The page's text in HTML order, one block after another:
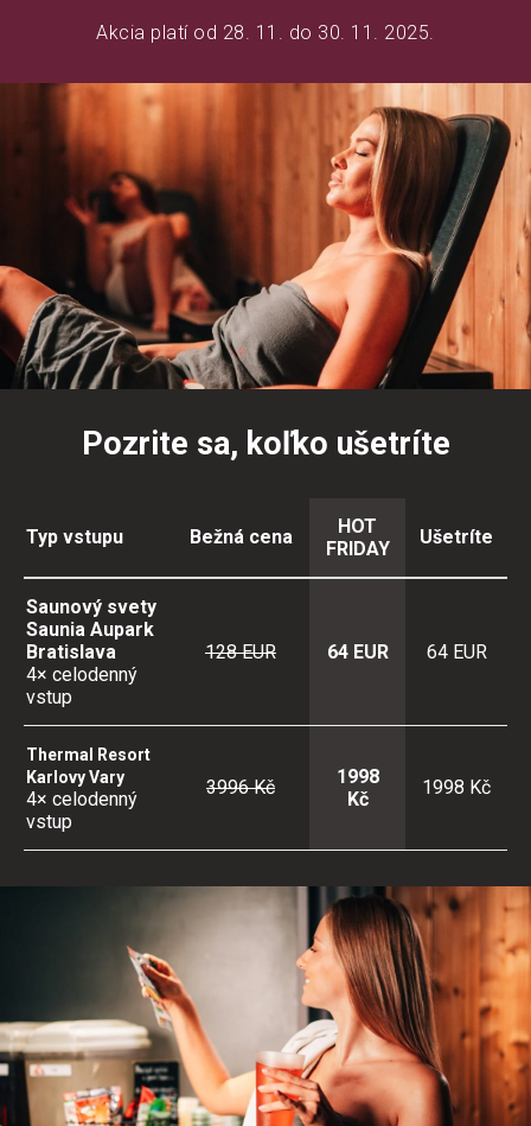
Akcia platí od 28. 11. do 30. 11. 2025.
Pozrite sa, koľko ušetríte
Typ vstupu Bežná cena
HOT
FRIDAY
Ušetríte
Saunový svety
Saunia Aupark
Bratislava
4× celodenný
vstup
128 EUR 64 EUR 64 EUR
Thermal Resort
Karlovy Vary
4× celodenný
vstup
3996 Kč
1998
Kč
1998 Kč